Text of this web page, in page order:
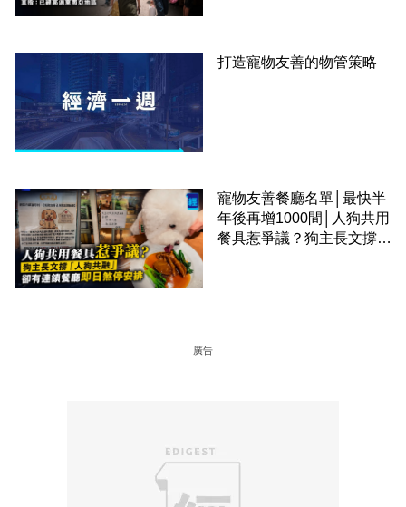
打造寵物友善的物管策略
寵物友善餐廳名單│最快半
年後再增1000間│人狗共用
餐具惹爭議？狗主長文撐
廣告